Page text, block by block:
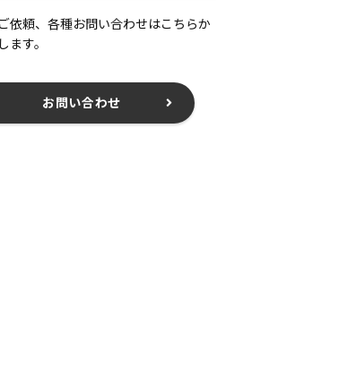
依頼、各種お問い合わせはこちらか
ます。
お問い合わせ